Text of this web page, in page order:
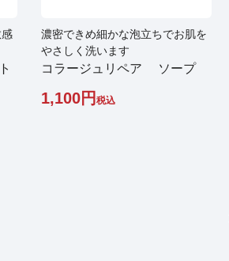
濃密できめ細かな泡立ちでお肌を
やさしく洗います
コラージュリペア ソープ
1,100 税込